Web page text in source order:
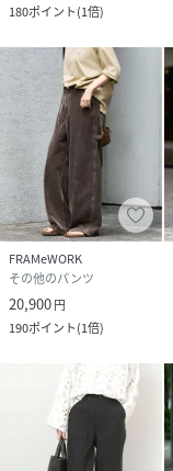
180ポイント(1倍)
FRAMeWORK
その他のパンツ
20,900円
190ポイント(1倍)